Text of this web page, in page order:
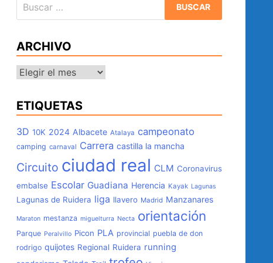
ARCHIVO
Archivo
ETIQUETAS
3D 10K 2024 Albacete Atalaya campeonato
camping carnaval Carrera castilla la mancha
Circuito ciudad real CLM Coronavirus
embalse Escolar Guadiana Herencia Kayak Lagunas
Lagunas de Ruidera liga llavero Madrid Manzanares
Maraton mestanza miguelturra Necta orientación
Parque Peralvillo Picon PLA provincial puebla de don
rodrigo quijotes Regional Ruidera running